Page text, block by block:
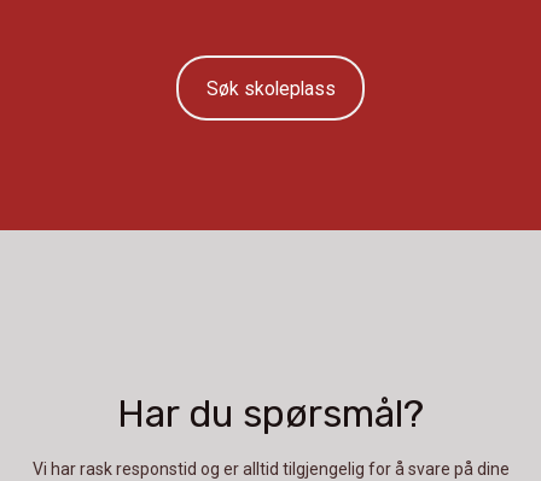
Søk skoleplass
Har du spørsmål?
​Vi har rask responstid og er alltid ​tilgjengelig for å svare på dine